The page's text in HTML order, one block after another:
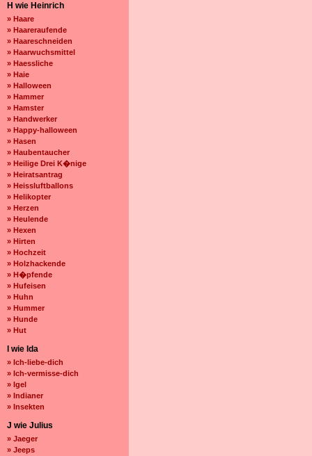
H wie Heinrich
» Haare
» Haareraufende
» Haareschneiden
» Haarwuchsmittel
» Haessliche
» Haie
» Halloween
» Hammer
» Hamster
» Handwerker
» Happy-halloween
» Hasen
» Haubentaucher
» Heilige Drei K�nige
» Heiratsantrag
» Heissluftballons
» Helikopter
» Herzen
» Heulende
» Hexen
» Hirten
» Hochzeit
» Holzhackende
» H�pfende
» Hufeisen
» Huhn
» Hummer
» Hunde
» Hut
I wie Ida
» Ich-liebe-dich
» Ich-vermisse-dich
» Igel
» Indianer
» Insekten
J wie Julius
» Jaeger
» Jeeps